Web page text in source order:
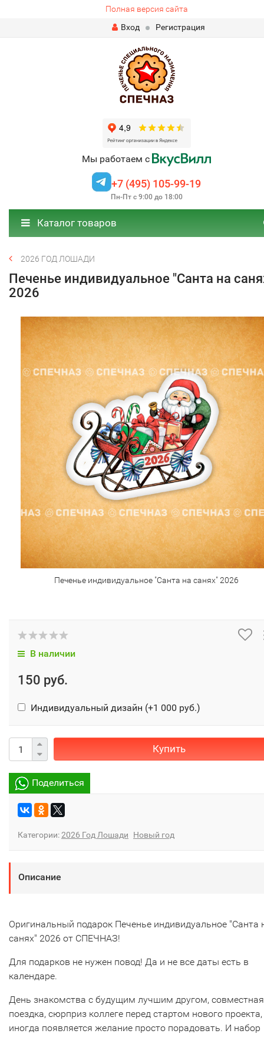
Полная версия сайта
Вход
Регистрация
Мы работаем с
+7 (495) 105-99-19
Пн-Пт с 9:00 до 18:00
Каталог товаров
2026 ГОД ЛОШАДИ
Печенье индивидуальное "Санта на
2026
Печенье индивидуальное "Санта на санях" 2026
В наличии
150 руб.
Индивидуальный дизайн (+1 000 руб.)
Купить
Поделиться
Категории:2026 Год Лошади Новый год
Описание
Оригинальный подарок Печенье индивидуальное "Санта
санях" 2026 от СПЕЧНАЗ!
Для подарков не нужен повод! Да и не все даты есть в
календаре.
День знакомства с будущим лучшим другом, совместная
поездка, сюрприз коллеге перед стартом нового
иногда появляется желание просто порадовать. И набор